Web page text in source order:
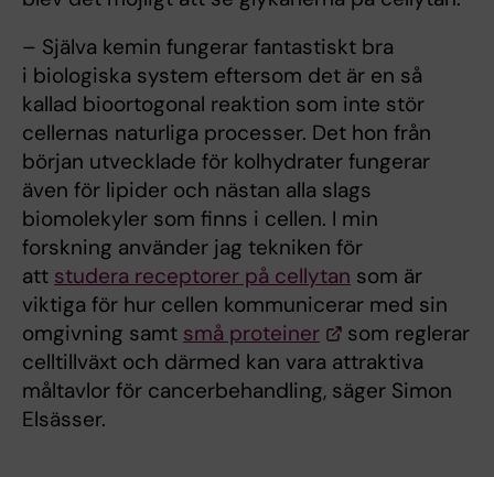
– Själva kemin fungerar fantastiskt bra
i biologiska system eftersom det är en så
kallad bioortogonal reaktion som inte stör
cellernas naturliga processer. Det hon från
början utvecklade för kolhydrater fungerar
även för lipider och nästan alla slags
biomolekyler som finns i cellen. I min
forskning använder jag tekniken för
att studera receptorer på cellytan som är
viktiga för hur cellen kommunicerar med sin
omgivning samt små proteiner
som reglerar
celltillväxt och därmed kan vara attraktiva
måltavlor för cancerbehandling, säger Simon
Elsässer.